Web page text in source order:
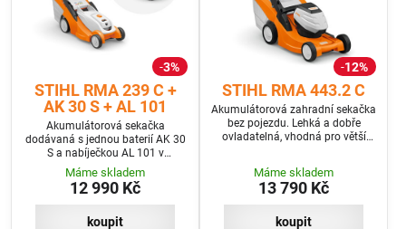
3%
STIHL RMA 239 C +
AK 30 S + AL 101
Akumulátorová sekačka
dodávaná s jednou baterií AK 30
S a nabíječkou AL 101 v
programu SET
Máme skladem
12 990 Kč
koupit
12%
STIHL RMA 443.2 C
Akumulátorová zahradní sekačka
bez pojezdu. Lehká a dobře
ovladatelná, vhodná pro větší
Máme skladem
13 790 Kč
koupit